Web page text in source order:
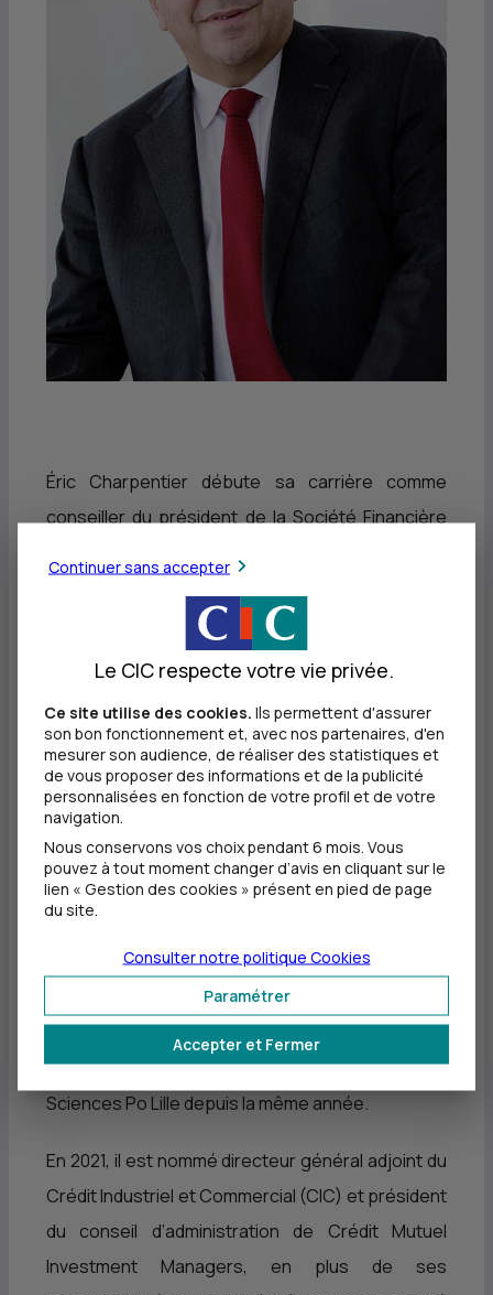
Éric Charpentier débute sa carrière comme
conseiller du président de la Société Financière
général. Par la suite, il sera nommé délégué
général de l'Association Nationale des Sociétés
En 1998, Éric Charpentier rejoint le Crédit Mutuel
Nord Europe (CMNE) en tant que directeur
général adjoint chargé du pôle finance et
entreprises. Son expertise et son leadership lui
permettent d'en devenir le directeur général
2006, poste qu'il occupe toujours à ce jour.
Parallèlement, il préside le conseil
d'administration de Beobank en Belgique depuis
2015, de la Banque de Tunisie depuis 2019, et de
Sciences Po Lille depuis la même année.
En 2021, il est nommé directeur général adjoint du
Crédit Industriel et Commercial (CIC) et président
du conseil d’administration de Crédit Mutuel
Investment Managers, en plus de ses
Continuer sans accepter
Le CIC respecte votre vie privée.
Ce site utilise des cookies. Ils permettent d'assurer
son bon fonctionnement et, avec nos partenaires, d'en
mesurer son audience, de réaliser des statistiques et
de vous proposer des informations et de la publicité
personnalisées en fonction de votre profil et de votre
navigation.
Nous conservons vos choix pendant 6 mois. Vous
pouvez à tout moment changer d’avis en cliquant sur le
lien « Gestion des cookies » présent en pied de page
du site.
Accepter et Fermer
Paramétrer
Consulter notre politique Cookies